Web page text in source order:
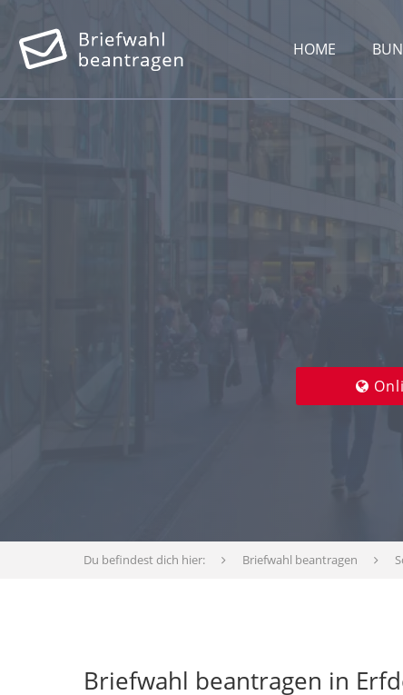
HOME
Du befindest dich hier: Briefwahl beantragen
Briefwahl beantragen in